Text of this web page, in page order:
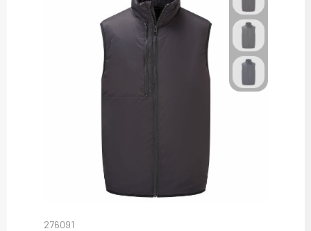
276091